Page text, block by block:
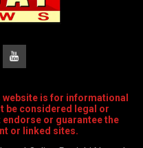
is for informational
be considered legal or
or guarantee the
or linked sites.